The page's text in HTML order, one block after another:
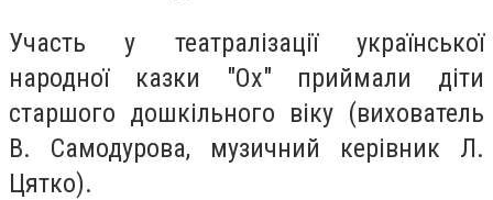
Участь у театралізації української
народної казки "Ох" приймали діти
старшого дошкільного віку (вихователь
В. Самодурова, музичний керівник Л.
Цятко).